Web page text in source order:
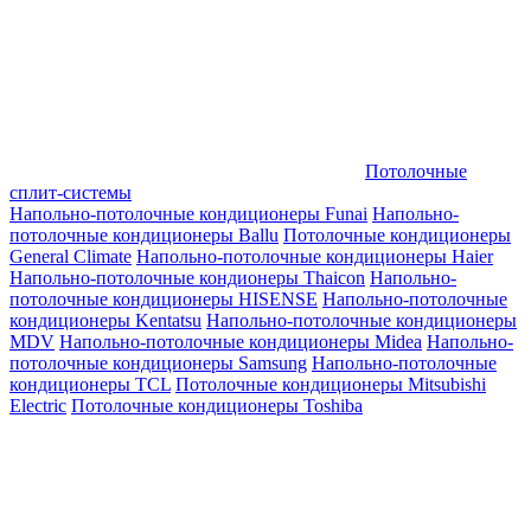
Потолочные
сплит-системы
Напольно-потолочные кондиционеры Funai Напольно-
потолочные кондиционеры Ballu Потолочные кондиционеры
General Climate Напольно-потолочные кондиционеры Haier
Напольно-потолочные кондионеры Thaicon Напольно-
потолочные кондиционеры HISENSE Напольно-потолочные
кондиционеры Kentatsu Напольно-потолочные кондиционеры
MDV Напольно-потолочные кондиционеры Midea Напольно-
потолочные кондиционеры Samsung Напольно-потолочные
кондиционеры TCL Потолочные кондиционеры Mitsubishi
Electric Потолочные кондиционеры Toshiba